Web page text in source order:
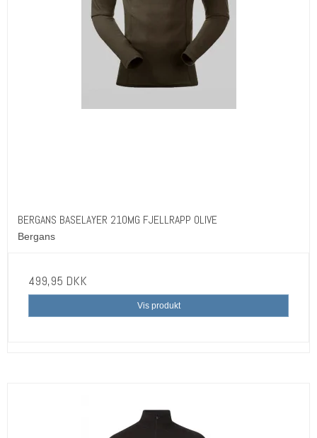
BERGANS BASELAYER 210MG FJELLRAPP OLIVE
Bergans
499,95 DKK
Vis produkt